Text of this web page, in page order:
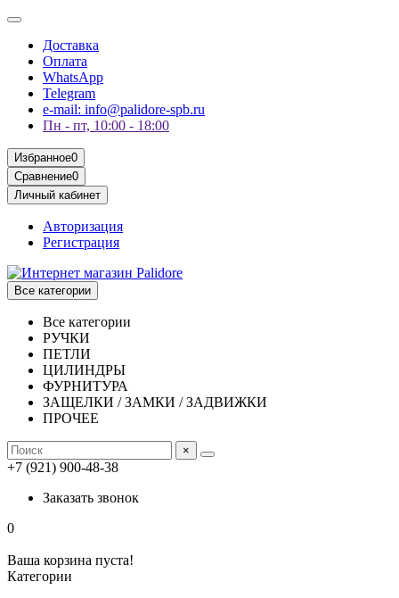
Доставка
Оплата
WhatsApp
Telegram
e-mail: info@palidore-spb.ru
Пн - пт, 10:00 - 18:00
Избранное0
Сравнение0
Личный кабинет
Авторизация
Регистрация
Все категории
Все категории
РУЧКИ
ПЕТЛИ
ЦИЛИНДРЫ
ФУРНИТУРА
ЗАЩЕЛКИ / ЗАМКИ / ЗАДВИЖКИ
ПРОЧЕЕ
×
+7 (921) 900-48-38
Заказать звонок
0
Ваша корзина пуста!
Категории